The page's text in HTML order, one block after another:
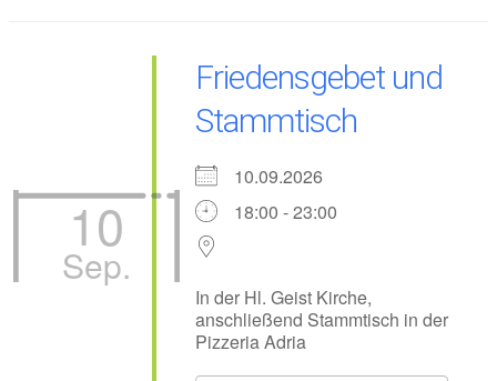
10
Sep.
Friedensgebet und
Stammtisch
10.09.2026
18:00 - 23:00
In der Hl. Geist Kirche,
anschließend Stammtisch in der
Pizzeria Adria